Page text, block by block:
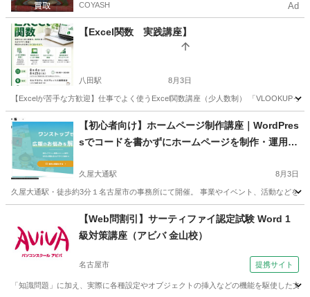
COYASH Ad
【Excel関数 実践講座】
八田駅 8月3日
【Excelが苦手な方歓迎】仕事でよく使うExcel関数講座（少人数制） 「VLOOKUP
愛知 名古屋市 八田駅 エクセル 講座
【初心者向け】ホームページ制作講座｜WordPres
sでコードを書かずにホームページを制作・運用｜
な使い方｜ページの作成や更新の仕方などしっか
りレクチャー
久屋大通駅 8月3日
久屋大通駅・徒歩約3分１名古屋市の事務所にて開催。 事業やイベント、活動などを
久屋大通駅 ホームページ作成 WordPress
【Web問割引】サーティファイ認定試験 Word 1
級対策講座（アビバ 金山校）
名古屋市 提携サイト
「知識問題」に加え、実際に各種設定やオブジェクトの挿入などの機能を駆使した